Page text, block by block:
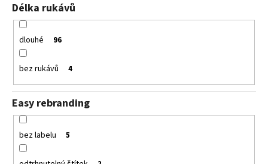
Délka rukávů
dlouhé 96
bez rukávů 4
Easy rebranding
bez labelu 5